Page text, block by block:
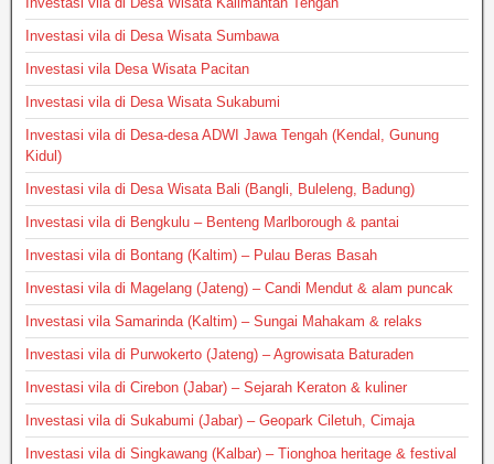
Investasi vila di Desa Wisata Sumbawa
Investasi vila Desa Wisata Pacitan
Investasi vila di Desa Wisata Sukabumi
Investasi vila di Desa-desa ADWI Jawa Tengah (Kendal, Gunung
Kidul)
Investasi vila di Desa Wisata Bali (Bangli, Buleleng, Badung)
Investasi vila di Bengkulu – Benteng Marlborough & pantai
Investasi vila di Bontang (Kaltim) – Pulau Beras Basah
Investasi vila di Magelang (Jateng) – Candi Mendut & alam puncak
Investasi vila Samarinda (Kaltim) – Sungai Mahakam & relaks
Investasi vila di Purwokerto (Jateng) – Agrowisata Baturaden
Investasi vila di Cirebon (Jabar) – Sejarah Keraton & kuliner
Investasi vila di Sukabumi (Jabar) – Geopark Ciletuh, Cimaja
Investasi vila di Singkawang (Kalbar) – Tionghoa heritage & festival